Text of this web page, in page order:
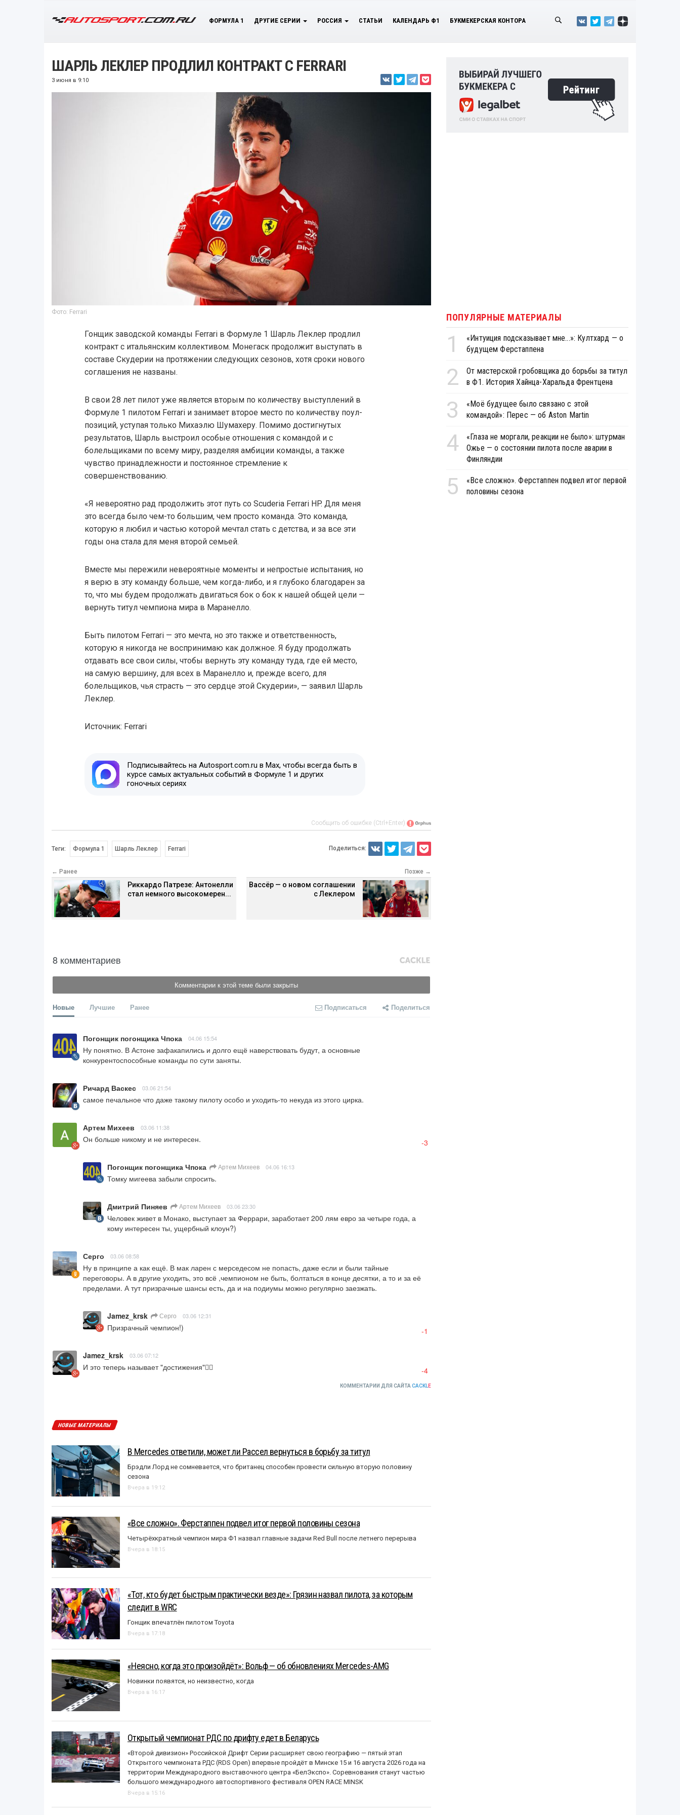
ФОРМУЛА 1 ДРУГИЕ СЕРИИ РОССИЯ СТАТЬИ КАЛЕНДАРЬ Ф1 БУКМЕКЕРСКАЯ КОНТОРА
ШАРЛЬ ЛЕКЛЕР ПРОДЛИЛ КОНТРАКТ С FERRARI
3 июня в 9:10
Фото: Ferrari
Гонщик заводской команды Ferrari в Формуле 1 Шарль Леклер продлил
контракт с итальянским коллективом. Монегаск продолжит выступать в
составе Скудерии на протяжении следующих сезонов, хотя сроки нового
соглашения не названы.
В свои 28 лет пилот уже является вторым по количеству выступлений в
Формуле 1 пилотом Ferrari и занимает второе место по количеству поул-
позиций, уступая только Михаэлю Шумахеру. Помимо достигнутых
результатов, Шарль выстроил особые отношения с командой и с
болельщиками по всему миру, разделяя амбиции команды, а также
чувство принадлежности и постоянное стремление к
совершенствованию.
«Я невероятно рад продолжить этот путь со Scuderia Ferrari HP. Для меня
это всегда было чем-то большим, чем просто команда. Это команда,
которую я любил и частью которой мечтал стать с детства, и за все эти
годы она стала для меня второй семьей.
Вместе мы пережили невероятные моменты и непростые испытания, но
я верю в эту команду больше, чем когда-либо, и я глубоко благодарен за
то, что мы будем продолжать двигаться бок о бок к нашей общей цели —
вернуть титул чемпиона мира в Маранелло.
Быть пилотом Ferrari — это мечта, но это также и ответственность,
которую я никогда не воспринимаю как должное. Я буду продолжать
отдавать все свои силы, чтобы вернуть эту команду туда, где ей место,
на самую вершину, для всех в Маранелло и, прежде всего, для
болельщиков, чья страсть — это сердце этой Скудерии», — заявил Шарль
Леклер.
Источник: Ferrari
Подписывайтесь на Autosport.com.ru в Max, чтобы всегда быть в
курсе самых актуальных событий в Формуле 1 и других
гоночных сериях
Сообщить об ошибке (Ctrl+Enter)
Теги: Формула 1 Шарль Леклер Ferrari Поделиться:
← Ранее
Риккардо Патрезе: Антонелли
стал немного высокомерен...
Позже →
Вассёр — о новом соглашении
с Леклером
8 комментариев
Комментарии к этой теме были закрыты
Новые Лучшие Ранее Подписаться Поделиться
Погонщик погонщика Чпока 04.06 15:54
Ну понятно. В Астоне зафакапились и долго ещё наверствовать будут, а основные
конкурентоспособные команды по сути заняты.
Ричард Васкес 03.06 21:54
самое печальное что даже такому пилоту особо и уходить-то некуда из этого цирка.
Артем Михеев 03.06 11:38
Он больше никому и не интересен. -3
Погонщик погонщика Чпока Артем Михеев 04.06 16:13
Томку мигеева забыли спросить.
Дмитрий Пиняев Артем Михеев 03.06 23:30
Человек живет в Монако, выступает за Феррари, заработает 200 лям евро за четыре года, а
кому интересен ты, ущербный клоун?)
Серго 03.06 08:58
Ну в принципе а как ещё. В мак ларен с мерседесом не попасть, даже если и были тайные
переговоры. А в другие уходить, это всё ,чемпионом не быть, болтаться в конце десятки, а то и за её
пределами. А тут призрачные шансы есть, да и на подиумы можно регулярно заезжать.
Jamez_krsk Серго 03.06 12:31
Призрачный чемпион!) -1
Jamez_krsk 03.06 07:12
И это теперь называет "достижения"🤦‍♂️ -4
КОММЕНТАРИИ ДЛЯ САЙТА CACKLE
НОВЫЕ МАТЕРИАЛЫ
В Mercedes ответили, может ли Рассел вернуться в борьбу за титул
Брэдли Лорд не сомневается, что британец способен провести сильную вторую половину
сезона
Вчера в 19:12
«Все сложно». Ферстаппен подвел итог первой половины сезона
Четырёхкратный чемпион мира Ф1 назвал главные задачи Red Bull после летнего перерыва
Вчера в 18:15
«Тот, кто будет быстрым практически везде»: Грязин назвал пилота, за которым
следит в WRC
Гонщик впечатлён пилотом Toyota
Вчера в 17:18
«Неясно, когда это произойдёт»: Вольф — об обновлениях Mercedes-AMG
Новинки появятся, но неизвестно, когда
Вчера в 16:17
Открытый чемпионат РДС по дрифту едет в Беларусь
«Второй дивизион» Российской Дрифт Серии расширяет свою географию — пятый этап
Открытого чемпионата РДС (RDS Open) впервые пройдёт в Минске 15 и 16 августа 2026 года на
территории Международного выставочного центра «БелЭкспо». Соревнования станут частью
большого международного автоспортивного фестиваля OPEN RACE MINSK
Вчера в 15:16
ПОПУЛЯРНЫЕ МАТЕРИАЛЫ
1
«Интуиция подсказывает мне...»: Култхард — о
будущем Ферстаппена
2
От мастерской гробовщика до борьбы за титул
в Ф1. История Хайнца-Харальда Френтцена
3
«Моё будущее было связано с этой
командой»: Перес — об Aston Martin
4
«Глаза не моргали, реакции не было»: штурман
Ожье — о состоянии пилота после аварии в
Финляндии
5
«Все сложно». Ферстаппен подвел итог первой
половины сезона